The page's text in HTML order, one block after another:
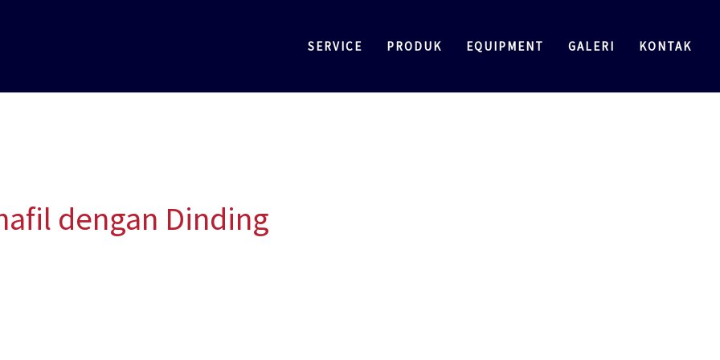
SERVICE PRODUK EQUIPMENT GALERI KONTAK
dengan Dinding